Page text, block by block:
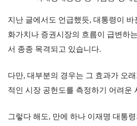
지난 글에서도 언급했듯, 대통령이 바
화가치나 증권시장의 흐름이 급변하
서 종종 목격되고 있습니다.
다만, 대부분의 경우는 그 효과가 오
적인 시장 공헌도를 측정하기 어려운
그렇다 해도, 만에 하나 이재명 대통령